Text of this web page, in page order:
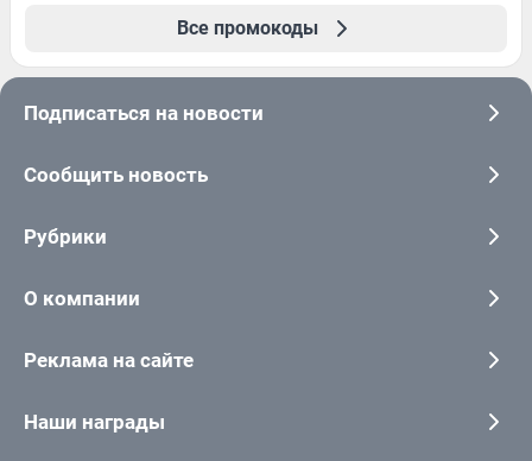
Все промокоды
Подписаться на новости
Сообщить новость
Рубрики
О компании
Реклама на сайте
Наши награды